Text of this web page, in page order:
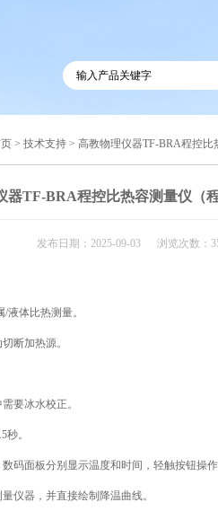
> 技术支持 > 高教物理仪器TF-BRA程控比
器TF-BRA程控比热容测量仪（
发布日期：2025-09-03 浏览次数：
液体比热测量。
断加热源。
要冰水校正。
。
码面板分别显示温度和时间，轻触按钮操作
仪器，并直接绘制降温曲线。